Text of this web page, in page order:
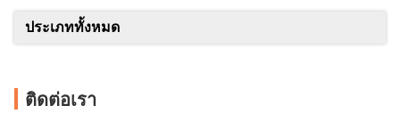
ประเภททั้งหมด
ติดต่อเรา